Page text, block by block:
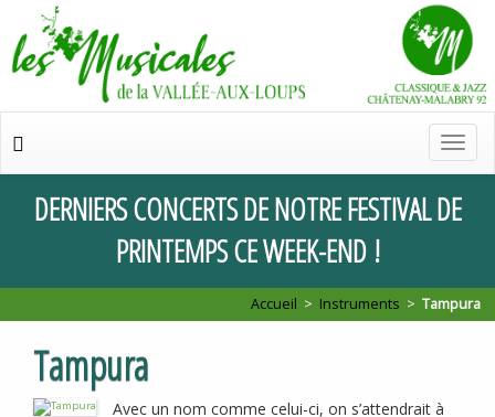
de
DERNIERSCONCERTSDENOTREFESTIVALDE
PRINTEMPSCEWEEK-END !
Accueil > Instruments >Tampura
Tampura
Avec un nom comme celui-ci, on s’attendrait à